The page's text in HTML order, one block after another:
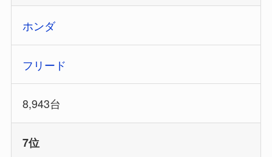
ホンダ
フリード
8,943台
7位